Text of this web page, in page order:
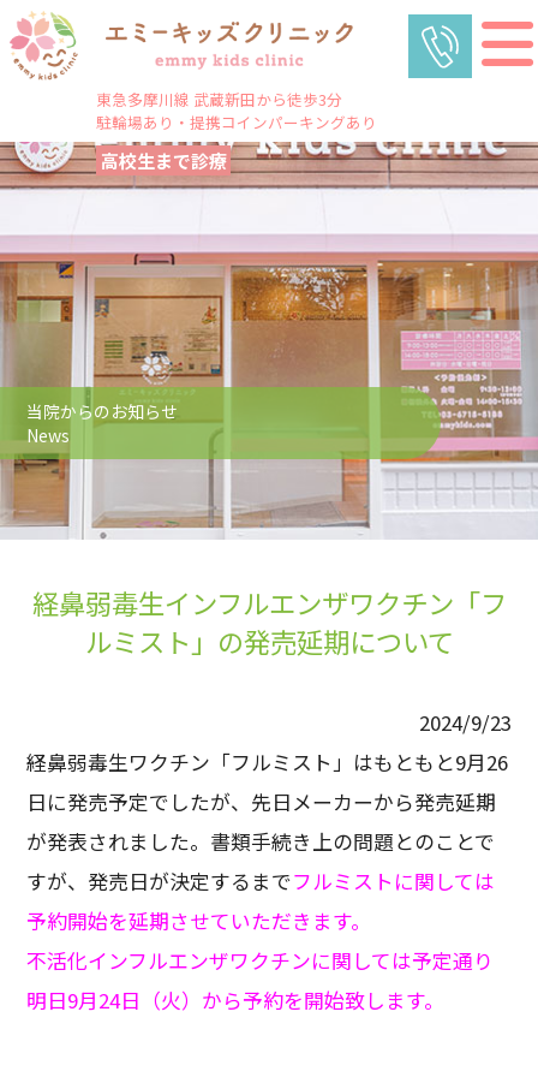
東急多摩川線 武蔵新田から徒歩3分
駐輪場あり・提携コインパーキングあり
高校生まで診療
当院からのお知らせ
News
経鼻弱毒生インフルエンザワクチン「フ
ルミスト」の発売延期について
2024/9/23
経鼻弱毒生ワクチン「フルミスト」はもともと9月26
日に発売予定でしたが、先日メーカーから発売延期
が発表されました。書類手続き上の問題とのことで
すが、発売日が決定するまでフルミストに関しては
予約開始を延期させていただきます。
不活化インフルエンザワクチンに関しては予定通り
明日9月24日（火）から予約を開始致します。